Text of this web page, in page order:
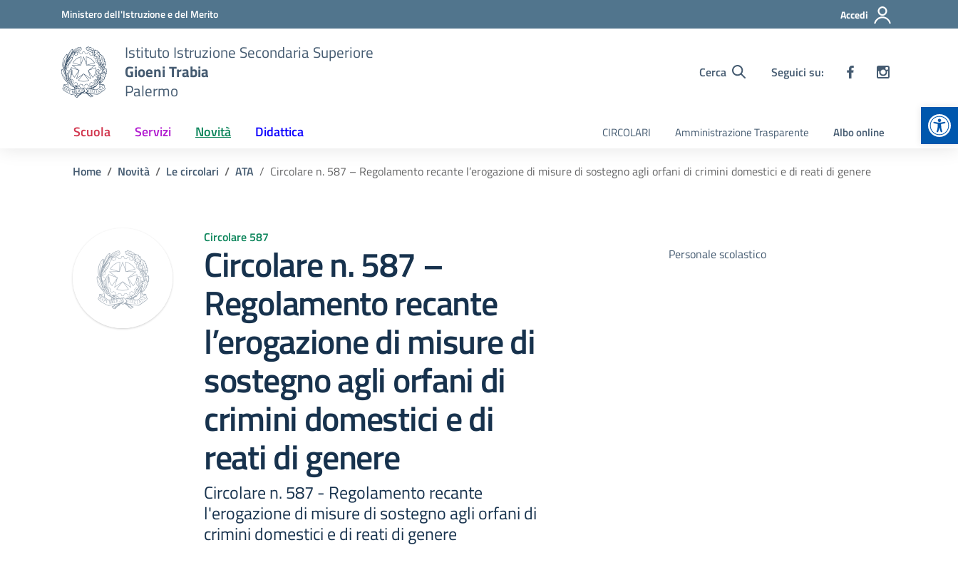
Vai ai contenuti
Vai al menu di navigazioneMinistero dell'Istruzione e del Merito Accedi
Istituto Istruzione Secondaria Superiore
Gioeni Trabia
Palermo
Cerca Seguici su:
Scuola Servizi Novità Didattica CIRCOLARI Amministrazione Trasparente Albo online
Home Novità Le circolari ATA Circolare n. 587 – Regolamento recante l’erogazione di misure di sostegno agli orfani di crimini domestici e di reati di genere
Circolare 587
Circolare n. 587 –
Regolamento recante
l’erogazione di misure di
sostegno agli orfani di
crimini domestici e di
reati di genere
Circolare n. 587 - Regolamento recante
l'erogazione di misure di sostegno agli orfani di
crimini domestici e di reati di genere
Personale scolastico